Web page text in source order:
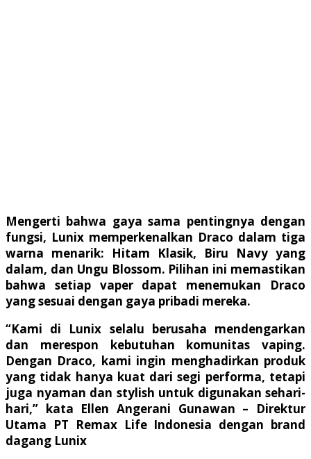
Mengerti bahwa gaya sama pentingnya dengan
fungsi, Lunix memperkenalkan Draco dalam tiga
warna menarik: Hitam Klasik, Biru Navy yang
dalam, dan Ungu Blossom. Pilihan ini memastikan
bahwa setiap vaper dapat menemukan Draco
yang sesuai dengan gaya pribadi mereka.
“Kami di Lunix selalu berusaha mendengarkan
dan merespon kebutuhan komunitas vaping.
Dengan Draco, kami ingin menghadirkan produk
yang tidak hanya kuat dari segi performa, tetapi
juga nyaman dan stylish untuk digunakan sehari-
hari,” kata Ellen Angerani Gunawan – Direktur
Utama PT Remax Life Indonesia dengan brand
dagang Lunix